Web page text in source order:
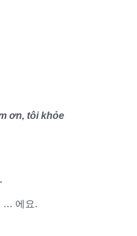
ơn, tôi khỏe
… 에요.